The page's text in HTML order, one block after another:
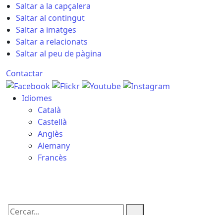
Saltar a la capçalera
Saltar al contingut
Saltar a imatges
Saltar a relacionats
Saltar al peu de pàgina
Contactar
Idiomes
Català
Castellà
Anglès
Alemany
Francès